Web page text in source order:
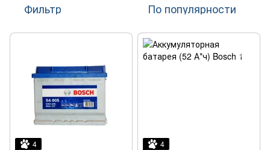
Фильтр По популярности
4 4